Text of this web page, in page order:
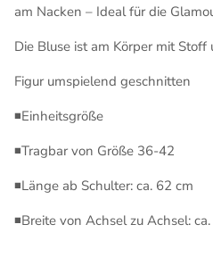
am Nacken – Ideal für die
Die Bluse ist am Körper mit Stoff
Figur umspielend geschnitten
◾Einheitsgröße
◾Tragbar von Größe 36-42
◾Länge ab Schulter: ca. 62 cm
◾Breite von Achsel zu Achsel: